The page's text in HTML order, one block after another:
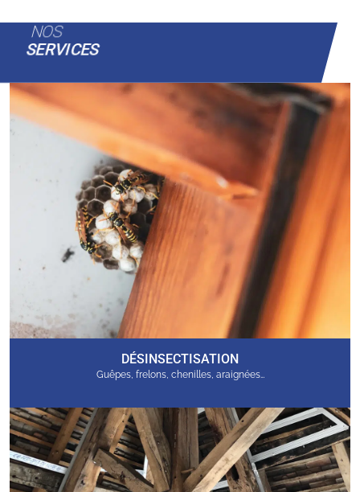
NOS
SERVICES
DÉSINSECTISATION
Guêpes, frelons, chenilles, araignées…